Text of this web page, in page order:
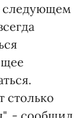
следующем
столько